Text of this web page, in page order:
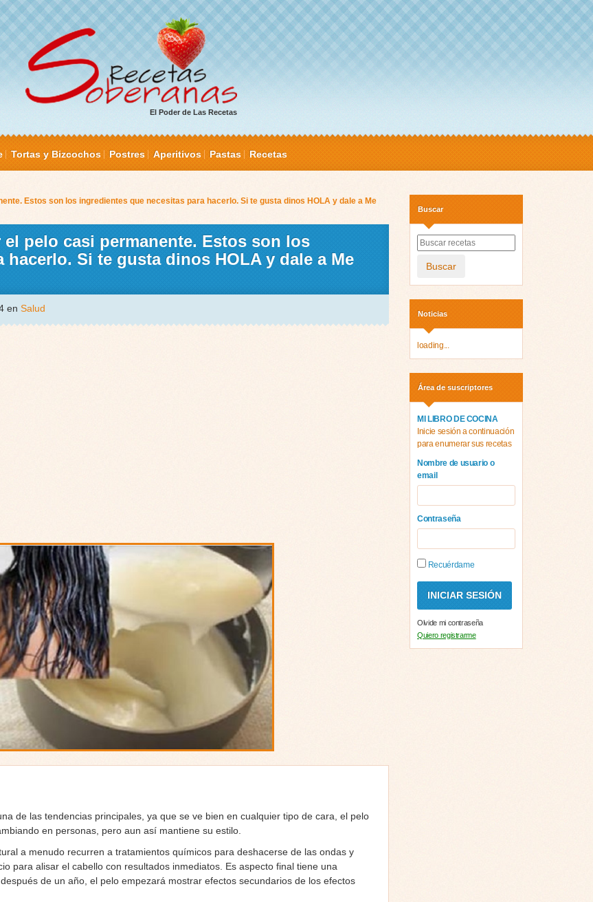
El Poder de Las Recetas
Tortas y Bizcochos Postres Aperitivos Pastas Recetas
Estos son los ingredientes que necesitas para hacerlo. Si te gusta dinos HOLA y dale a Me
pelo casi permanente. Estos son los
Si te gusta dinos HOLA y dale a Me
en Salud
de las tendencias principales, ya que se ve bien en cualquier tipo de cara, el pelo
en personas, pero aun así mantiene su estilo.
a menudo recurren a tratamientos químicos para deshacerse de las ondas y
para alisar el cabello con resultados inmediatos. Es aspecto final tiene una
de un año, el pelo empezará mostrar efectos secundarios de los efectos
Buscar
Buscar
Noticias
loading...
Área de suscriptores
MI LIBRO DE COCINA
Inicie sesión a continuación
para enumerar sus recetas
Nombre de usuario o
email
Contraseña
Recuérdame
Olvide mi contraseña
Quiero registrarme